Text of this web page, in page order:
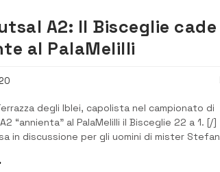
A2: Il Bisceglie cade
al PalaMelilli
degli Iblei, capolista nel campionato di
“annienta” al PalaMelilli il Bisceglie 22 a 1. [/]
in discussione per gli uomini di mister
vittoriose e che allungano (+7) sulla quarta